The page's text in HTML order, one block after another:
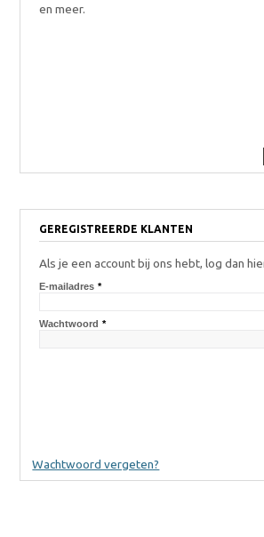
en meer.
GEREGISTREERDE KLANTEN
Als je een account bij ons hebt, log dan
*
E-mailadres
*
Wachtwoord
Wachtwoord vergeten?